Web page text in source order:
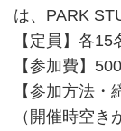
は、PARK
【定員】各15
【参加費】
【参加方法
（開催時空